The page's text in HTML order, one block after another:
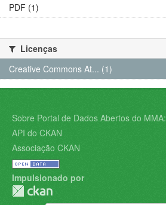
PDF (1)
Licenças
Creative Commons At... (1)
Sobre Portal de Dados Abertos do MMA:
API do CKAN
Associação CKAN
Impulsionado por